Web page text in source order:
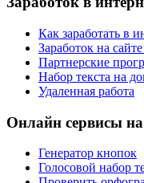
Как заработать в
Заработок на
Партнерские
Набор текста на
Удаленная работа
Онлайн сервисы на
Генератор кнопок
Голосовой набор